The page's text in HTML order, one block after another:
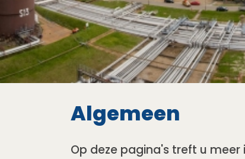
Algemeen
Op deze pagina's treft u